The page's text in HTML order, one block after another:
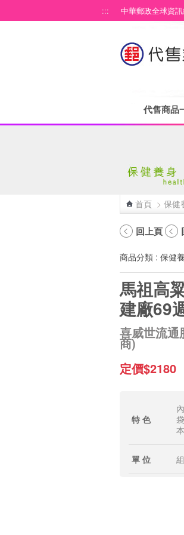
::: 中華郵政全球資
代售商品
首頁 > 保健
回上頁
商品分類 : 保健
馬祖高
建廠69
喜威世流通
商)
定價$2180
特 色
袋
單 位 組